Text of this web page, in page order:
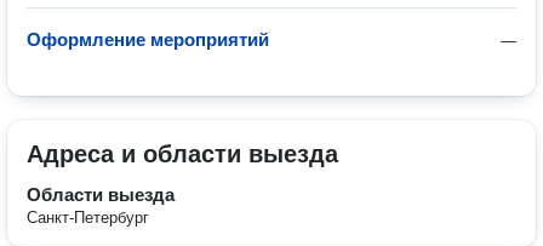
—
Оформление мероприятий
Адреса и области выезда
Области выезда
Санкт-Петербург